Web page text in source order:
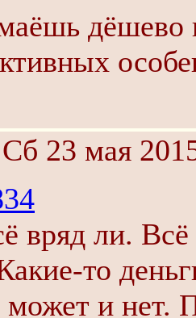
дёшево
Сб 23 мая
вряд ли. Всё
то
и нет.